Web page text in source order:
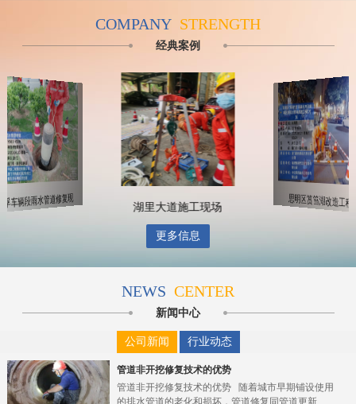
COMPANY STRENGTH
经典案例
孚车辆段雨水管道修复现 湖里大道施工现场 思明区筼筜湖改造工程
更多信息
NEWS CENTER
新闻中心
公司新闻 行业动态
管道非开挖修复技术的优势
管道非开挖修复技术的优势 随着城市早期铺设使用
的排水管道的老化和损坏，管道修复同管道更新...